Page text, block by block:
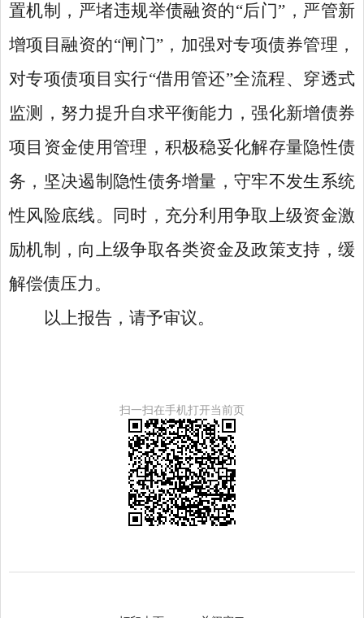
置机制，严堵违规举债融资的“后门”，严管新
增项目融资的“闸门”，加强对专项债券管理，
对专项债项目实行“借用管还”全流程、穿透式
监测，努力提升自求平衡能力，强化新增债券
项目资金使用管理，积极稳妥化解存量隐性债
务，坚决遏制隐性债务增量，守牢不发生系统
性风险底线。同时，充分利用争取上级资金激
励机制，向上级争取各类资金及政策支持，缓
解偿债压力。
以上报告，请予审议。
扫一扫在手机打开当前页